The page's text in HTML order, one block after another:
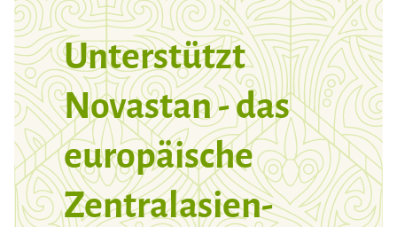
Unterstützt
Novastan - das
europäische
Zentralasien-